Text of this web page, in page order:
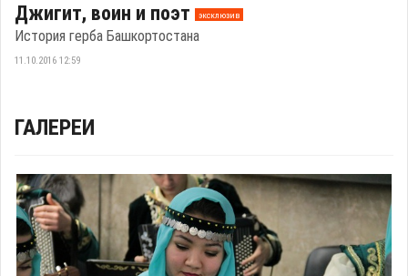
Джигит, воин и поэт эксклюзив
История герба Башкортостана
11.10.2016 12:59
ГАЛЕРЕИ